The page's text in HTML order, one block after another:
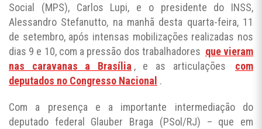
Social (MPS), Carlos Lupi, e o presidente do INSS,
Alessandro Stefanutto, na manhã desta quarta-feira, 11
de setembro, após intensas mobilizações realizadas nos
dias 9 e 10, com a pressão dos trabalhadores que vieram
nas caravanas a Brasília , e as articulações
com
deputados no Congresso Nacional .
Com a presença e a importante intermediação do
deputado federal Glauber Braga (PSol/RJ) – que em